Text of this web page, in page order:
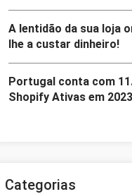
A lentidão da sua loja
lhe a custar dinheiro!
Portugal conta com
Shopify Ativas em 2023
Categorias